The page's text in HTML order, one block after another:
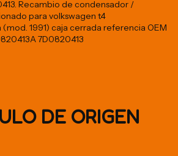
Recambio de condensador /
para volkswagen t4
1991) caja cerrada referencia OEM
7D0820413
DE ORIGEN